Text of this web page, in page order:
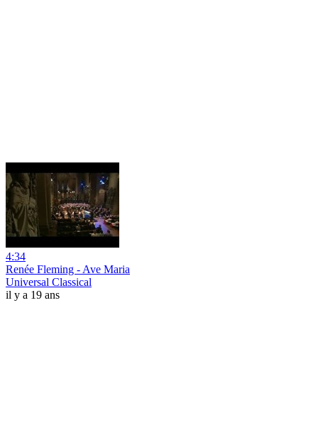
4:34
Renée Fleming - Ave Maria
Universal Classical
il y a 19 ans